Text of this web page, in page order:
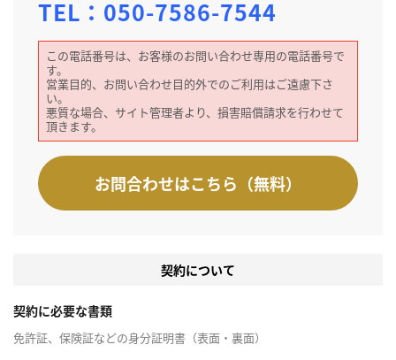
TEL： 050-7586-7544
この電話番号は、お客様のお問い合わせ専用の電話番号で
す。
営業目的、お問い合わせ目的外でのご利用はご遠慮下さ
い。
悪質な場合、サイト管理者より、損害賠償請求を行わせて
頂きます。
お問合わせはこちら（無料）
契約について
契約に必要な書類
免許証、保険証などの身分証明書（表面・裏面）